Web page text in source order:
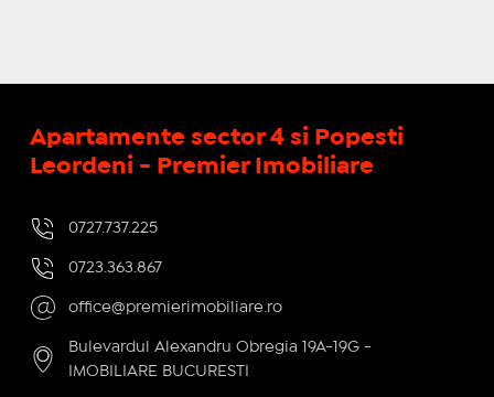
Apartamente sector 4 si Popesti
Leordeni - Premier Imobiliare
0727.737.225
0723.363.867
office@premierimobiliare.ro
Bulevardul Alexandru Obregia 19A-19G -
IMOBILIARE BUCURESTI